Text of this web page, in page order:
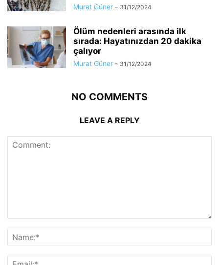
Murat Güner - 31/12/2024
Ölüm nedenleri arasında ilk
sırada: Hayatınızdan 20 dakika
çalıyor
Murat Güner - 31/12/2024
NO COMMENTS
LEAVE A REPLY